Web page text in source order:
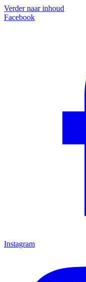
Verder naar inhoud
Facebook
Instagram